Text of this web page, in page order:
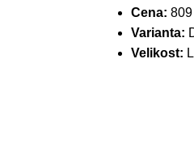
Cena:
Varianta:
Velikost: L